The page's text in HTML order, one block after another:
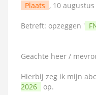
Plaats , 10
Betreft: opzeggen '
Geachte heer /
Hierbij zeg ik mijn
2026
op.